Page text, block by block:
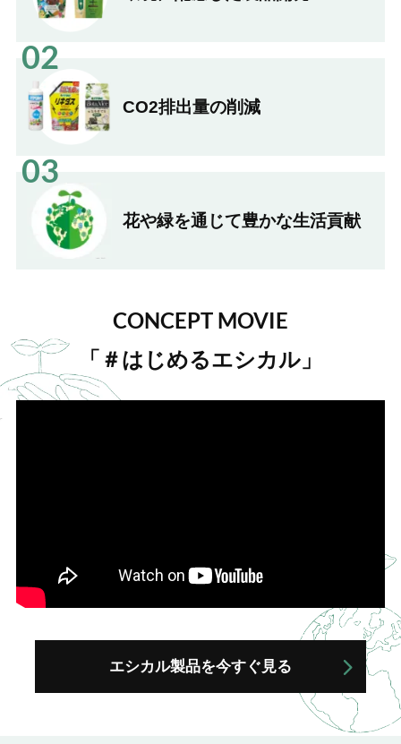
02
CO2排出量の削減
03
花や緑を通じて豊かな生活貢献
CONCEPT MOVIE
「＃はじめるエシカル」
エシカル製品を今すぐ見る